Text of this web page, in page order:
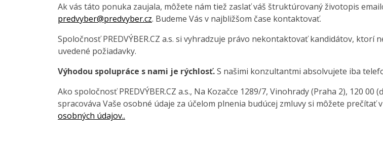
Ak vás táto ponuka zaujala, môžete nám tiež zaslať váš štruktúrovaný životopis
predvyber@predvyber.cz. Budeme Vás v najbližšom čase kontaktovať.
Spoločnosť PREDVÝBER.CZ a.s. si vyhradzuje právo nekontaktovať kandidátov, ktorí
uvedené požiadavky.
Výhodou spolupráce s nami je rýchlosť.S našimi konzultantmi absolvujete iba
Ako spoločnosť PREDVÝBER.CZ a.s., Na Kozačce 1289/7, Vinohrady (Praha 2), 120 00
spracováva Vaše osobné údaje za účelom plnenia budúcej zmluvy si môžete prečítať v
osobných údajov..